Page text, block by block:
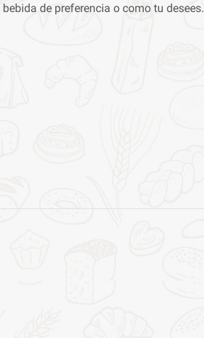
de preferencia o como tu desees.